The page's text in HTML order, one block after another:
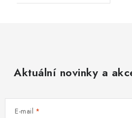
Aktuální novinky a
E-mail